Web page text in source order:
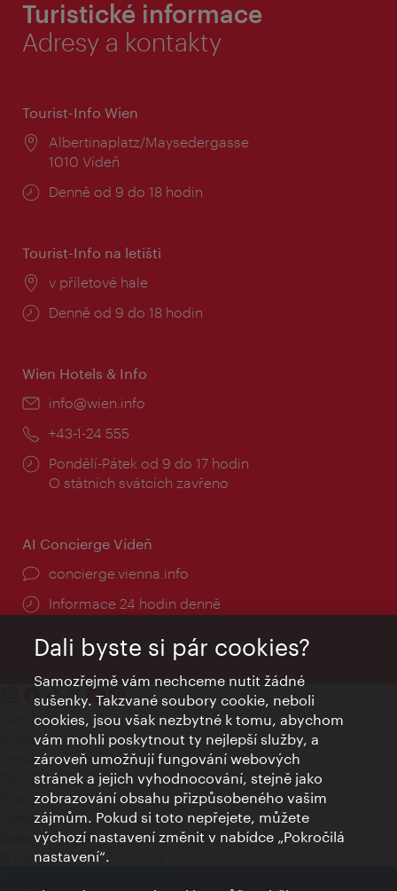
Turistické informace
Adresy a kontakty
Tourist-Info Wien
Místo:
Albertinaplatz/Maysedergasse
1010 Vídeň
Provozní
Denně od 9 do 18 hodin
Tourist-Info na letišti
Místo:
v příletové hale
Provozní
Denně od 9 do 18 hodin
Wien Hotels & Info
E-
info@wien.info
Telefon:
+43-1-24 555
Provozní
doba:
Pondělí-Pátek od 9 do 17 hodin
O státních svátcích zavřeno
AI Concierge Vídeň
concierge.vienna.info
Informace 24 hodin denně
Kontakty
Credits
Prohlášení o ochraně osobních údajů
Terms of Use
Přístupnost
Kontakt pro tisk
Nastavení cookies
© Copyright Wien Tourismus
Dali byste si pár cookies?
Samozřejmě vám nechceme nutit žádné
sušenky. Takzvané soubory cookie, neboli
cookies, jsou však nezbytné k tomu, abychom
vám mohli poskytnout ty nejlepší služby, a
zároveň umožňují fungování webových
stránek a jejich vyhodnocování, stejně jako
zobrazování obsahu přizpůsobeného vašim
zájmům. Pokud si toto nepřejete, můžete
výchozí nastavení změnit v nabídce „Pokročilá
nastavení“.